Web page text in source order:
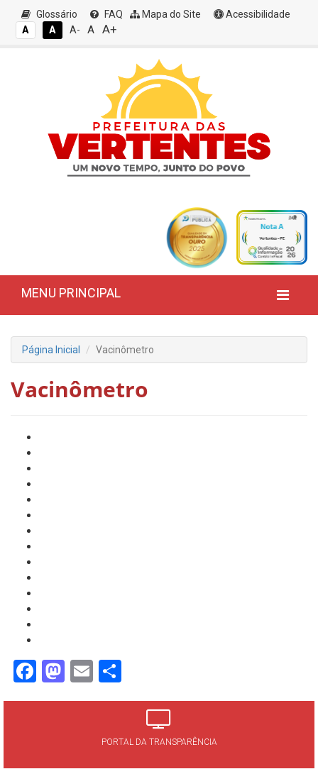
Glossário FAQ Mapa do Site
Acessibilidade
A
A A- A A+
MENU PRINCIPAL
Página Inicial Vacinômetro
Vacinômetro
Facebook
Mastodon
Email
PORTAL DA TRANSPARÊNCIA